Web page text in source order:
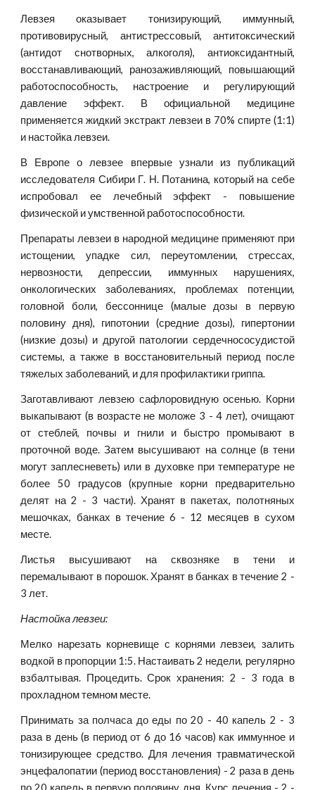
Левзея оказывает тонизирующий, иммунный,
противовирусный, антистрессовый, антитоксический
(антидот снотворных, алкоголя), антиоксидантный,
восстанавливающий, ранозаживляющий, повышающий
работоспособность, настроение и регулирующий
давление эффект. В официальной медицине
применяется жидкий экстракт левзеи в 70% спирте (1:1)
и настойка левзеи.
В Европе о левзее впервые узнали из публикаций
исследователя Сибири Г. Н. Потанина, который на себе
испробовал ее лечебный эффект - повышение
физической и умственной работоспособности.
Препараты левзеи в народной медицине применяют при
истощении, упадке сил, переутомлении, стрессах,
нервозности, депрессии, иммунных нарушениях,
онкологических заболеваниях, проблемах потенции,
головной боли, бессоннице (малые дозы в первую
половину дня), гипотонии (средние дозы), гипертонии
(низкие дозы) и другой патологии сердечнососудистой
системы, а также в восстановительный период после
тяжелых заболеваний, и для профилактики гриппа.
Заготавливают левзею сафлоровидную осенью. Корни
выкапывают (в возрасте не моложе 3 - 4 лет), очищают
от стеблей, почвы и гнили и быстро промывают в
проточной воде. Затем высушивают на солнце (в тени
могут заплесневеть) или в духовке при температуре не
более 50 градусов (крупные корни предварительно
делят на 2 - 3 части). Хранят в пакетах, полотняных
мешочках, банках в течение 6 - 12 месяцев в сухом
месте.
Листья высушивают на сквозняке в тени и
перемалывают в порошок. Хранят в банках в течение 2 -
3 лет.
Настойка левзеи:
Мелко нарезать корневище с корнями левзеи, залить
водкой в пропорции 1:5. Настаивать 2 недели, регулярно
взбалтывая. Процедить. Срок хранения: 2 - 3 года в
прохладном темном месте.
Принимать за полчаса до еды по 20 - 40 капель 2 - 3
раза в день (в период от 6 до 16 часов) как иммунное и
тонизирующее средство. Для лечения травматической
энцефалопатии (период восстановления) - 2 раза в день
по 20 капель в первую половину дня. Курс лечения - 2 -